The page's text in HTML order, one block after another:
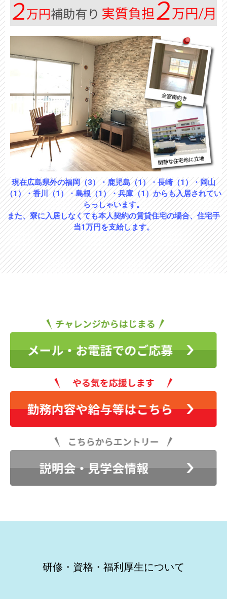
現在広島県外の福岡（3）・鹿児島（1）・長崎（1）・岡山
（1）・香川（1）・島根（1）・兵庫（1）からも入居されてい
らっしゃいます。
また、寮に入居しなくても本人契約の賃貸住宅の場合、住宅手
当1万円を支給します。
研修・資格・福利厚生について